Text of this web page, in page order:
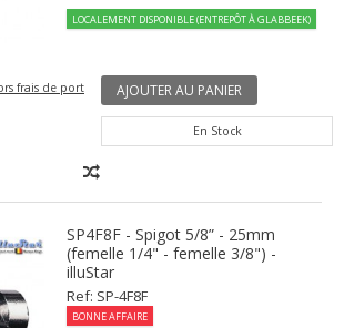
LOCALEMENT DISPONIBLE (ENTREPÔT À GLABBEEK)
frais de port AJOUTER AU PANIER
En Stock
SP4F8F - Spigot 5/8” - 25mm
(femelle 1/4" - femelle 3/8") -
illuStar
Ref: SP-4F8F
BONNE AFFAIRE